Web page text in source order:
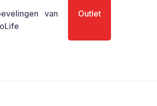
van
Outlet